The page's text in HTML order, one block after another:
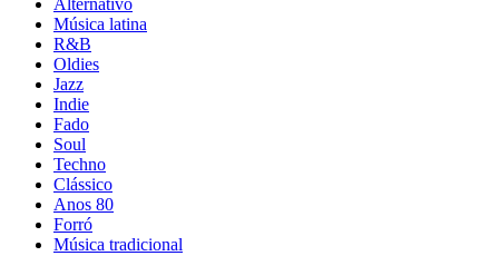
Alternativo
Música latina
R&B
Oldies
Jazz
Indie
Fado
Soul
Techno
Clássico
Anos 80
Forró
Música tradicional